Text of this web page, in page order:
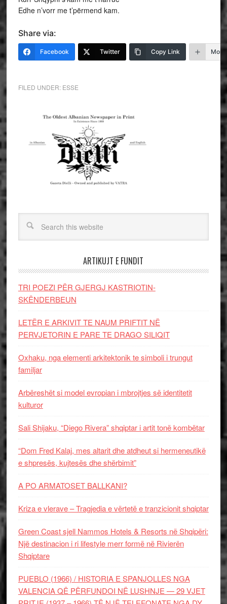
Edhe n’vorr me t’përmend kam.
Share via:
Facebook Twitter Copy Link More
FILED UNDER: ESSE
ARTIKUJT E FUNDIT
TRI POEZI PËR GJERGJ KASTRIOTIN-
SKËNDERBEUN
LETËR E ARKIVIT TE NAUM PRIFTIT NË
PERVJETORIN E PARE TE DRAGO SILIQIT
Oxhaku, nga elementi arkitektonik te simboli i trungut
familjar
Arbëreshët si model evropian i mbrojtjes së identitetit
kulturor
Sali Shijaku, “Diego Rivera” shqiptar i artit tonë kombëtar
“Dom Fred Kalaj, mes altarit dhe atdheut si hermeneutikë
e shpresës, kujtesës dhe shërbimit”
A PO ARMATOSET BALLKANI?
Kriza e vlerave – Tragjedia e vërtetë e tranzicionit shqiptar
Green Coast sjell Nammos Hotels & Resorts në Shqipëri:
Një destinacion i ri lifestyle merr formë në Rivierën
Shqiptare
PUEBLO (1966) / HISTORIA E SPANJOLLES NGA
VALENCIA QË PËRFUNDOI NË LUSHNJE — 29 VJET